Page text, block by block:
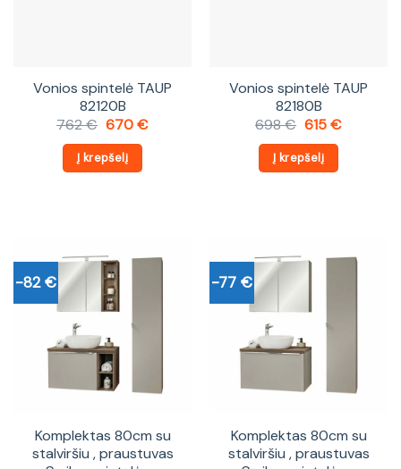
Vonios spintelė TAUP
82120B
762€ Original
was:
762 €.
670€Current
Į krepšelį
Vonios spintelė TAUP
82180B
698€ Original
was:
698 €.
615€Current
Į krepšelį
-82 €
Komplektas 80cm su
stalviršiu , praustuvas
-77 €
Komplektas 80cm su
stalviršiu , praustuvas